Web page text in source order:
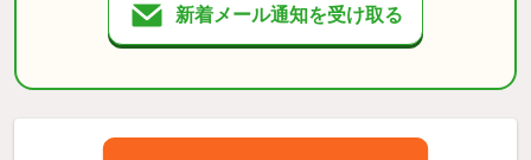
新着メール通知を受け取る